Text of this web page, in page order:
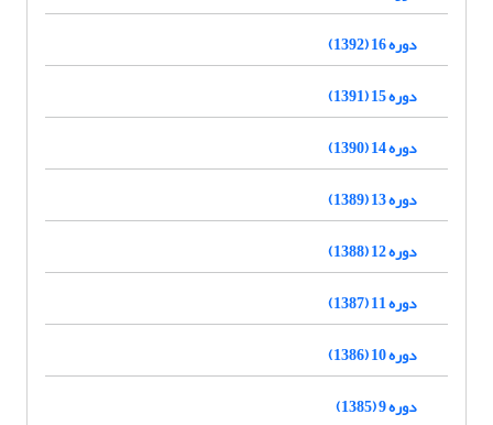
دوره 16 (1392)
دوره 15 (1391)
دوره 14 (1390)
دوره 13 (1389)
دوره 12 (1388)
دوره 11 (1387)
دوره 10 (1386)
دوره 9 (1385)